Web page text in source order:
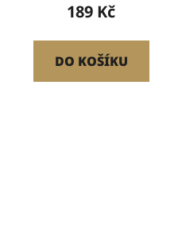
189 Kč
DO KOŠÍKU